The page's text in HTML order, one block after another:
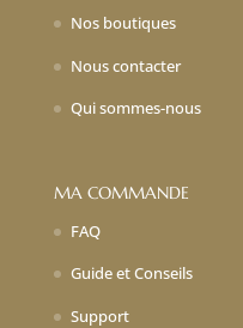
Nos boutiques
Nous contacter
Qui sommes-nous
MA COMMANDE
FAQ
Guide et Conseils
Support